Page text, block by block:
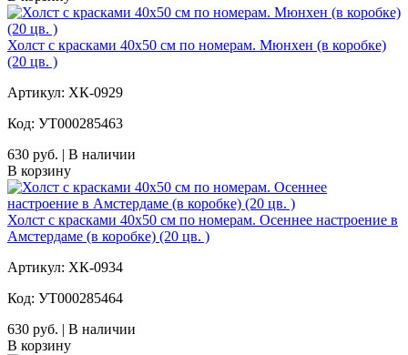
Холст с красками 40х50 см по номерам. Мюнхен (в коробке)
(20 цв. )
Артикул: ХК-0929
Код: УТ000285463
630 руб. | В наличии
В корзину
Холст с красками 40х50 см по номерам. Осеннее настроение в
Амстердаме (в коробке) (20 цв. )
Артикул: ХК-0934
Код: УТ000285464
630 руб. | В наличии
В корзину